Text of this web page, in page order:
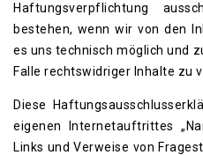
Haftungsverpflichtung
bestehen, wenn wir von den
es uns technisch möglich und
Falle rechtswidriger Inhalte zu
Diese
eigenen Internetauftrittes
Links und Verweise von